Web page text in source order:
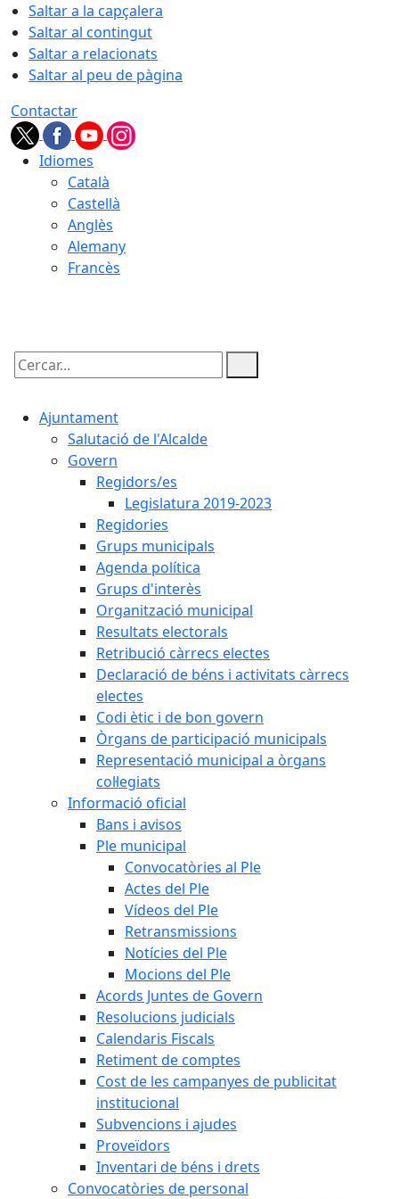
Saltar a la capçalera
Saltar al contingut
Saltar a relacionats
Saltar al peu de pàgina
Contactar
Idiomes
Català
Castellà
Anglès
Alemany
Francès
Cercar:
Ajuntament
Salutació de l'Alcalde
Govern
Regidors/es
Legislatura 2019-2023
Regidories
Grups municipals
Agenda política
Grups d'interès
Organització municipal
Resultats electorals
Retribució càrrecs electes
Declaració de béns i activitats càrrecs
electes
Codi ètic i de bon govern
Òrgans de participació municipals
Representació municipal a òrgans
col·legiats
Informació oficial
Bans i avisos
Ple municipal
Convocatòries al Ple
Actes del Ple
Vídeos del Ple
Retransmissions
Notícies del Ple
Mocions del Ple
Acords Juntes de Govern
Resolucions judicials
Calendaris Fiscals
Retiment de comptes
Cost de les campanyes de publicitat
institucional
Subvencions i ajudes
Proveïdors
Inventari de béns i drets
Convocatòries de personal